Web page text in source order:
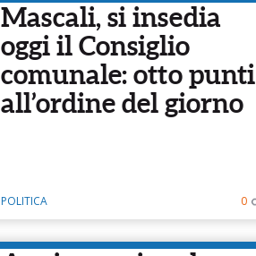
Mascali, si insedia
oggi il Consiglio
comunale: otto punti
all’ordine del giorno
POLITICA 0